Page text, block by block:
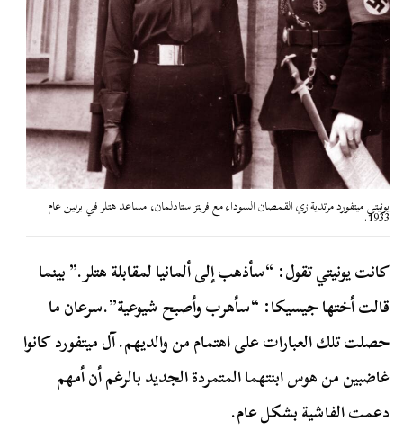
يونيتي ميتفورد مرتدية زيالقمصان السوداءمع فريتز ستادلمان، مساعد هتلر في برلين عام 1933.
كانت يونيتي تقول: “سأذهب إلى ألمانيا لمقابلة هتلر.” بينما
قالت أختها جيسيكا: “سأهرب وأصبح شيوعية”.سرعان ما
حصلت تلك العبارات على اهتمام من والديهم. آل ميتفورد كانوا
غاضبين من هوس ابنتهما المتمردة الجديد بالرغم أن أمهم
دعمت الفاشية بشكل عام.